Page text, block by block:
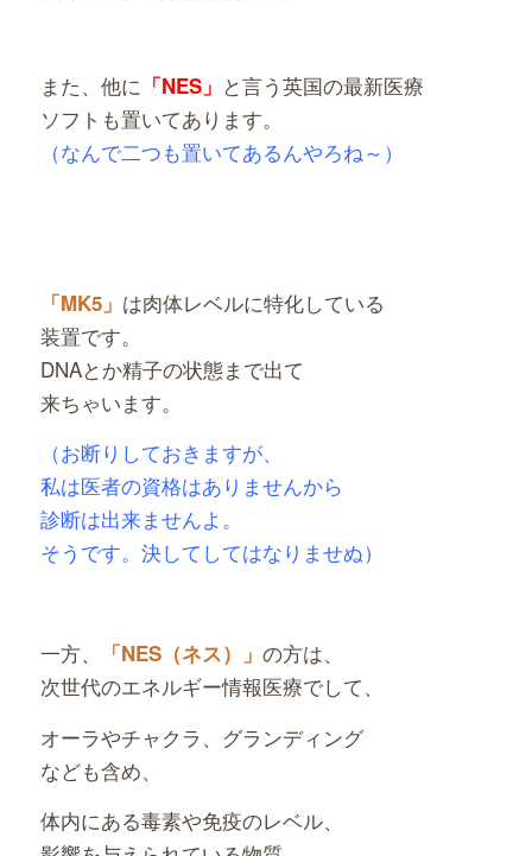
また、他に 「NES」 と言う英国の最新医療
ソフトも置いてあります。
（なんで二つも置いてあるんやろね～）
「MK5」 は肉体レベルに特化している
装置です。
DNAとか精子の状態まで出て
来ちゃいます。
（お断りしておきますが、
私は医者の資格はありませんから
診断は出来ませんよ。
そうです。決してしてはなりませぬ）
一方、 「NES（ネス）」 の方は、
次世代のエネルギー情報医療でして、
オーラやチャクラ、グランディング
なども含め、
体内にある毒素や免疫のレベル、